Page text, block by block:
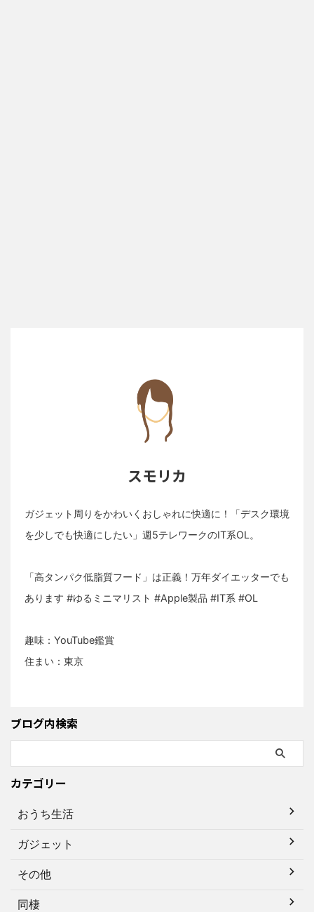
スモリカ
ガジェット周りをかわいくおしゃれに快適に！「デスク環境
を少しでも快適にしたい」週5テレワークのIT系OL。
「高タンパク低脂質フード」は正義！万年ダイエッターでも
あります #ゆるミニマリスト #Apple製品 #IT系 #OL
趣味：YouTube鑑賞
住まい：東京
ブログ内検索
カテゴリー
おうち生活
ガジェット
その他
同棲